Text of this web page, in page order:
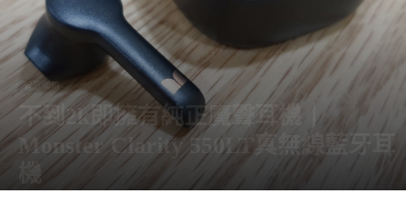
智選開箱
不到2k即擁有純正魔聲耳機｜
Monster Clarity 550LT真無線藍牙耳
機